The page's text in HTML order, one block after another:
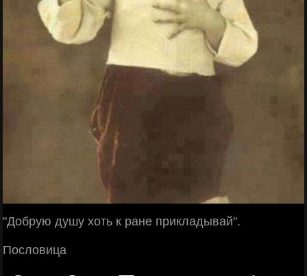
"Добрую душу хоть к ране прикладывай".
Пословица